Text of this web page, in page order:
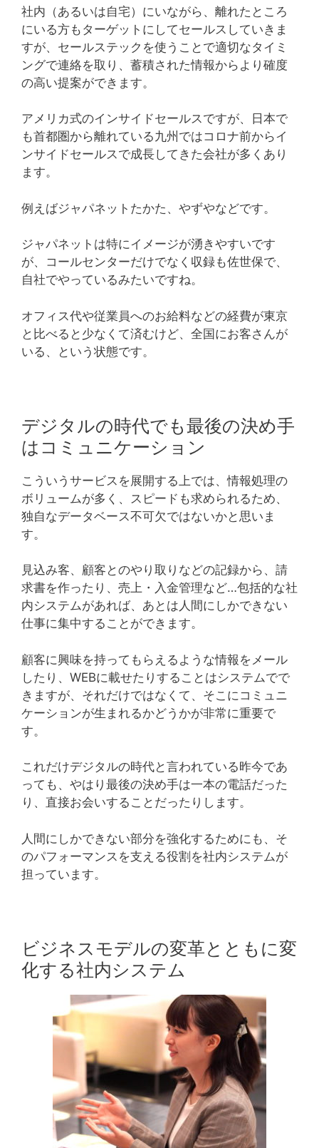
社内（あるいは自宅）にいながら、離れたところ
にいる方もターゲットにしてセールスしていきま
すが、セールステックを使うことで適切なタイミ
ングで連絡を取り、蓄積された情報からより確度
の高い提案ができます。
アメリカ式のインサイドセールスですが、日本で
も首都圏から離れている九州ではコロナ前からイ
ンサイドセールスで成長してきた会社が多くあり
ます。
例えばジャパネットたかた、やずやなどです。
ジャパネットは特にイメージが湧きやすいです
が、コールセンターだけでなく収録も佐世保で、
自社でやっているみたいですね。
オフィス代や従業員へのお給料などの経費が東京
と比べると少なくて済むけど、全国にお客さんが
いる、という状態です。
デジタルの時代でも最後の決め手
はコミュニケーション
こういうサービスを展開する上では、情報処理の
ボリュームが多く、スピードも求められるため、
独自なデータベース不可欠ではないかと思いま
す。
見込み客、顧客とのやり取りなどの記録から、請
求書を作ったり、売上・入金管理など…包括的な社
内システムがあれば、あとは人間にしかできない
仕事に集中することができます。
顧客に興味を持ってもらえるような情報をメール
したり、WEBに載せたりすることはシステムでで
きますが、それだけではなくて、そこにコミュニ
ケーションが生まれるかどうかが非常に重要で
す。
これだけデジタルの時代と言われている昨今であ
っても、やはり最後の決め手は一本の電話だった
り、直接お会いすることだったりします。
人間にしかできない部分を強化するためにも、そ
のパフォーマンスを支える役割を社内システムが
担っています。
ビジネスモデルの変革とともに変
化する社内システム